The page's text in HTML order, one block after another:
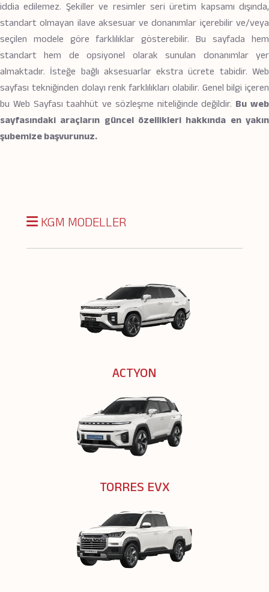
iddia edilemez. Şekiller ve resimler seri üretim kapsamı dışında,
standart olmayan ilave aksesuar ve donanımlar içerebilir ve/veya
seçilen modele göre farklılıklar gösterebilir. Bu sayfada hem
standart hem de opsiyonel olarak sunulan donanımlar yer
almaktadır. İsteğe bağlı aksesuarlar ekstra ücrete tabidir. Web
sayfası tekniğinden dolayı renk farklılıkları olabilir. Genel bilgi içeren
bu Web Sayfası taahhüt ve sözleşme niteliğinde değildir. Bu web
sayfasındaki araçların güncel özellikleri hakkında en yakın
şubemize başvurunuz.
KGM MODELLER
ACTYON
TORRES EVX